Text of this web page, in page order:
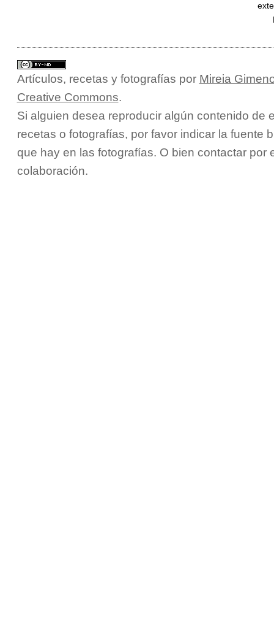
Artículos, recetas y fotografías por Mireia
Creative Commons.
Si alguien desea reproducir algún contenido de
recetas o fotografías, por favor indicar la fuente
que hay en las fotografías. O bien contactar por
colaboración.